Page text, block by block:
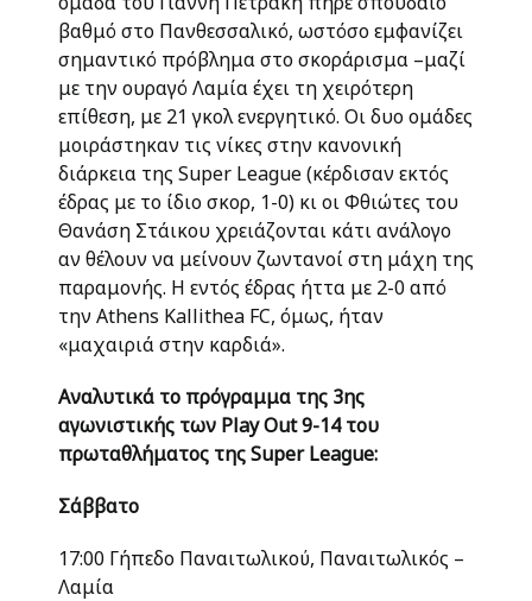
βαθμό στο Πανθεσσαλικό, ωστόσο εμφανίζει
σημαντικό πρόβλημα στο σκοράρισμα –μαζί
με την ουραγό Λαμία έχει τη χειρότερη
επίθεση, με 21 γκολ ενεργητικό. Οι δυο ομάδες
μοιράστηκαν τις νίκες στην κανονική
διάρκεια της Super League (κέρδισαν εκτός
έδρας με το ίδιο σκορ, 1-0) κι οι Φθιώτες του
Θανάση Στάικου χρειάζονται κάτι ανάλογο
αν θέλουν να μείνουν ζωντανοί στη μάχη της
παραμονής. Η εντός έδρας ήττα με 2-0 από
την Athens Kallithea FC, όμως, ήταν
«μαχαιριά στην καρδιά».
Αναλυτικά το πρόγραμμα της 3ης
αγωνιστικής των Play Out 9-14 του
πρωταθλήματος της Super League:
Σάββατο
17:00 Γήπεδο Παναιτωλικού, Παναιτωλικός –
Λαμία